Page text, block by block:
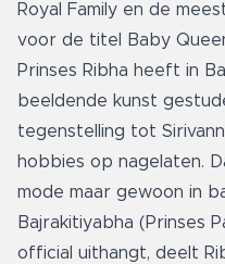
Royal Family en de
voor de titel Baby
Prinses Ribha heeft in
beeldende kunst
tegenstelling tot
hobbies op nagelaten.
mode maar gewoon in
Bajrakitiyabha (Prinses
official uithangt, deelt